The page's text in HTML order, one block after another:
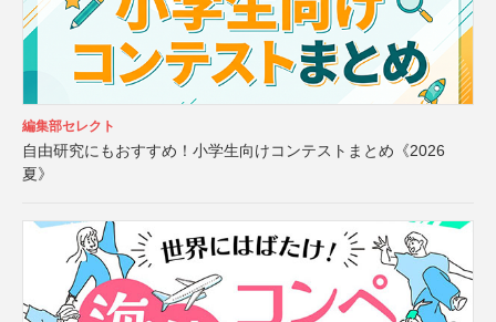
編集部セレクト
自由研究にもおすすめ！小学生向けコンテストまとめ《2026
夏》